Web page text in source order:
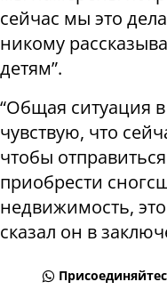
сейчас мы это
никому
детям”.
“Общая ситуация
чувствую, что
чтобы
приобрести
недвижимость,
сказал он в